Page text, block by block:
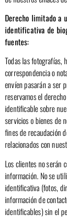
Derecho limitado a
identificativa de
fuentes:
Todas las fotografías,
correspondencia o
envíen pasarán a ser
reservamos el
identificable sobre
servicios o bienes de
fines de recaudación
relacionados con
Los clientes no serán
información. No se
identificativa (fotos,
información de
identificables) sin el